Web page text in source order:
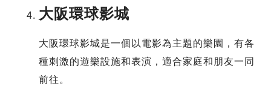
大阪環球影城
大阪環球影城是一個以電影為主題的樂園，有各
種刺激的遊樂設施和表演，適合家庭和朋友一同
前往。